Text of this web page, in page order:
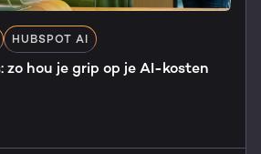
HUBSPOT AI
zo hou je grip op je AI-kosten